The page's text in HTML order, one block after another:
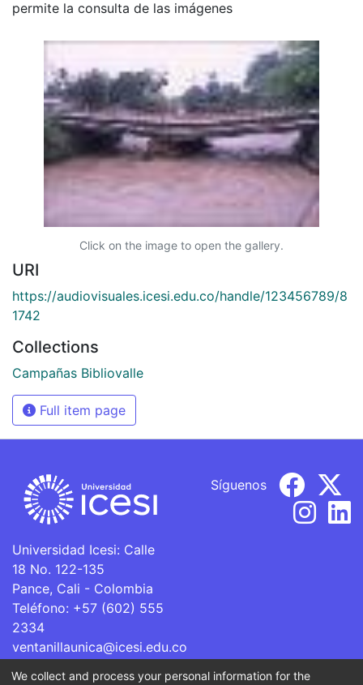
permite la consulta de las imágenes
Click on the image to open the gallery.
URI
https://audiovisuales.icesi.edu.co/handle/123456789/8
1742
Collections
Campañas Bibliovalle
Full item page
Universidad Icesi: Calle
18 No. 122-135
Pance, Cali - Colombia
Teléfono: +57 (602) 555
2334
ventanillaunica@icesi.edu.co
Síguenos
We collect and process your personal information for the